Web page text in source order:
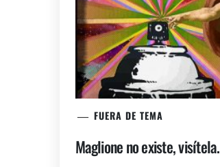
FUERA DE TEMA
Maglione no existe, visítela.